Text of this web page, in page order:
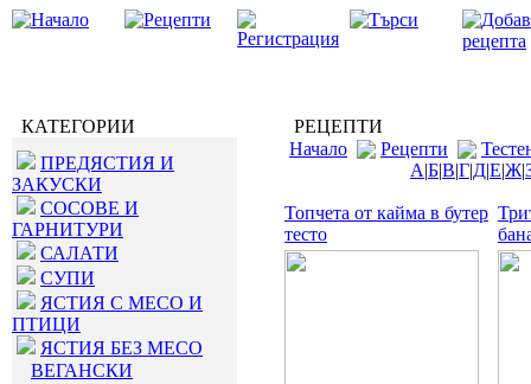
КАТЕГОРИИ
ПРЕДЯСТИЯ И
ЗАКУСКИ
СОСОВЕ И
ГАРНИТУРИ
САЛАТИ
СУПИ
ЯСТИЯ С МЕСО И
ПТИЦИ
ЯСТИЯ БЕЗ МЕСО
ВЕГАНСКИ
РЕЦЕПТИ
Начало
Рецепти
А|Б|В|Г|Д|Е|Ж|
Топчета от кайма в бутер
тесто